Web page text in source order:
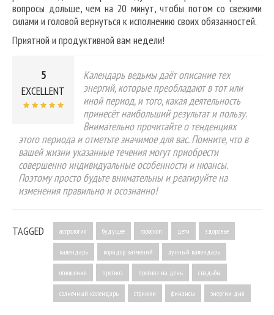
вопросы дольше, чем на 20 минут, чтобы потом со свежими
силами и головой вернуться к исполнению своих обязанностей.
Приятной и продуктивной вам недели!
5
EXCELLENT
Календарь ведьмы даёт описание тех
энергий, которые преобладают в тот или
иной период, и того, какая деятельность
принесёт наибольший результат и пользу.
Внимательно прочитайте о тенденциях
этого периода и отметьте значимое для вас. Помните, что в
вашей жизни указанные течения могут приобрести
совершенно индивидуальные особенности и нюансы.
Поэтому просто будьте внимательны и реагируйте на
изменения правильно и осознанно!
TAGGED астрология будущее гороскоп дети здоровье
календарь коридор затмений лунный календарь
отношения прогноз прогноз на день свадьбы
солнечный календарь стрижки финансы энергии дня